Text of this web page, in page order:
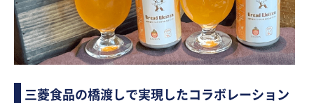
三菱食品の橋渡しで実現したコラボレーション